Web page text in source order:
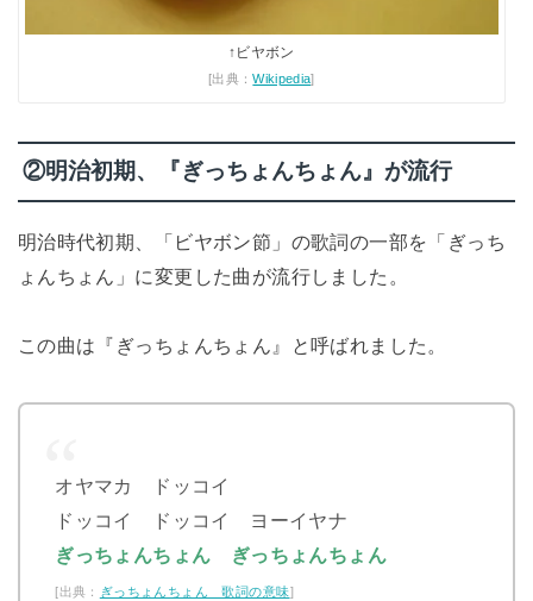
↑ビヤボン
[出典：Wikipedia]
②明治初期、『ぎっちょんちょん』が流行
明治時代初期、「ビヤボン節」の歌詞の一部を「ぎっち
ょんちょん」に変更した曲が流行しました。
この曲は『ぎっちょんちょん』と呼ばれました。
オヤマカ ドッコイ
ドッコイ ドッコイ ヨーイヤナ
ぎっちょんちょん ぎっちょんちょん
[出典： ぎっちょんちょん 歌詞の意味]